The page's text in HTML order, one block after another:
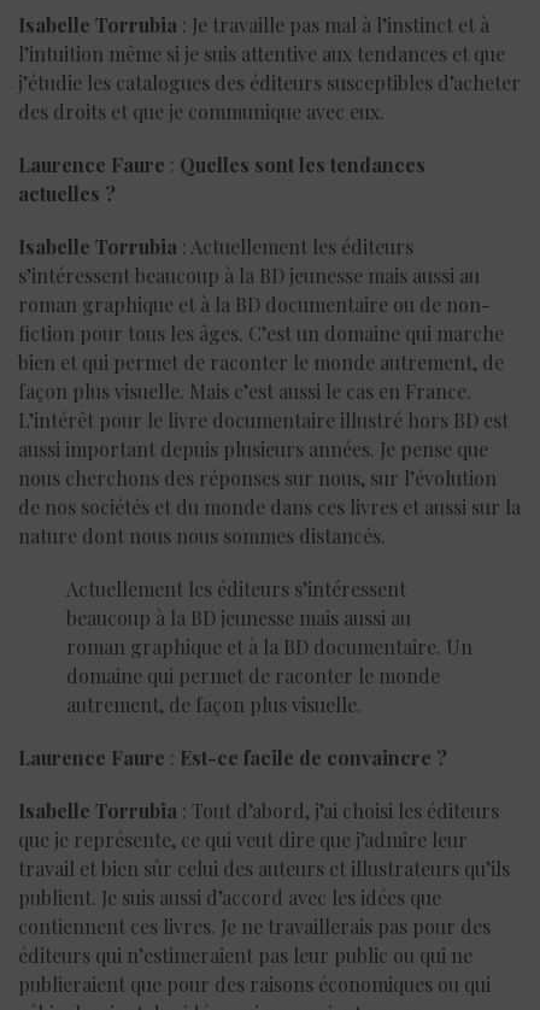
Isabelle Torrubia : Je travaille pas mal à l’instinct et à
l’intuition même si je suis attentive aux tendances et que
j’étudie les catalogues des éditeurs susceptibles d’acheter
des droits et que je communique avec eux.
Laurence Faure : Quelles sont les tendances
actuelles ?
Isabelle Torrubia : Actuellement les éditeurs
s’intéressent beaucoup à la BD jeunesse mais aussi au
roman graphique et à la BD documentaire ou de non-
fiction pour tous les âges. C’est un domaine qui marche
bien et qui permet de raconter le monde autrement, de
façon plus visuelle. Mais c’est aussi le cas en France.
L’intérêt pour le livre documentaire illustré hors BD est
aussi important depuis plusieurs années. Je pense que
nous cherchons des réponses sur nous, sur l’évolution
de nos sociétés et du monde dans ces livres et aussi sur la
nature dont nous nous sommes distancés.
Actuellement les éditeurs s’intéressent
beaucoup à la BD jeunesse mais aussi au
roman graphique et à la BD documentaire. Un
domaine qui permet de raconter le monde
autrement, de façon plus visuelle.
Laurence Faure : Est-ce facile de convaincre ?
Isabelle Torrubia : Tout d’abord, j’ai choisi les éditeurs
que je représente, ce qui veut dire que j’admire leur
travail et bien sûr celui des auteurs et illustrateurs qu’ils
publient. Je suis aussi d’accord avec les idées que
contiennent ces livres. Je ne travaillerais pas pour des
éditeurs qui n’estimeraient pas leur public ou qui ne
publieraient que pour des raisons économiques ou qui